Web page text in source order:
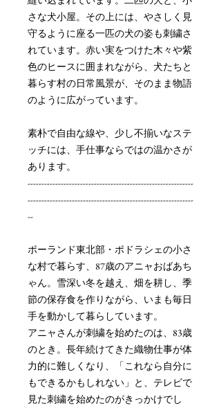
さな犬小屋。その上には、やさしく見
守るように座る一匹の犬の姿も刺繍さ
れています。赤い実をつけた木々や紫
色のヒースに囲まれながら、犬たちと
暮らす村の日常風景が、そのまま物語
のように広がっています。
素朴で自由な線や、少し不揃いなステ
ッチには、手仕事ならではの温かさが
あります。
------------------------------------------------------------
------------------------------------------------------------
--
ポーランド東北部・ポドラシェの小さ
な村で暮らす、87歳のアニャおばあち
ゃん。雪深い冬を越え、畑を耕し、季
節の保存食を作りながら、いまも毎日
手を動かして暮らしています。
アニャさんが刺繍を始めたのは、83歳
のとき。長年続けてきた織物仕事が体
力的に難しくなり、「これなら自分に
もできるかもしれない」と、テレビで
見た刺繍を始めたのがきっかけでし